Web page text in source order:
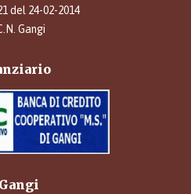
del 24-02-2014
Gangi